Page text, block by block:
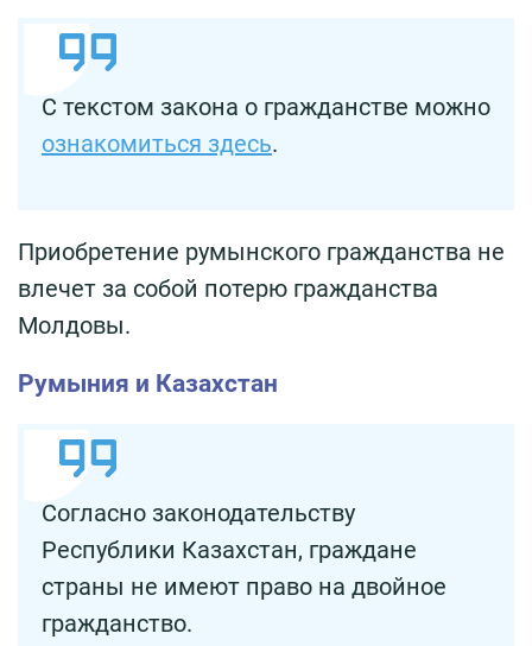
С текстом закона о гражданстве можно
ознакомиться здесь.
Приобретение румынского гражданства не
влечет за собой потерю гражданства
Молдовы.
Румыния и Казахстан
Согласно законодательству
Республики Казахстан, граждане
страны не имеют право на двойное
гражданство.